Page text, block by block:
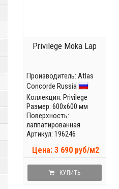
Privilege Moka Lap
Производитель: Atlas
Concorde Russia
Коллекция: Privilege
Размер: 600x600 мм
Поверхность:
лаппатированная
Артикул: 196246
Цена: 3 690 руб/м2
КУПИТЬ